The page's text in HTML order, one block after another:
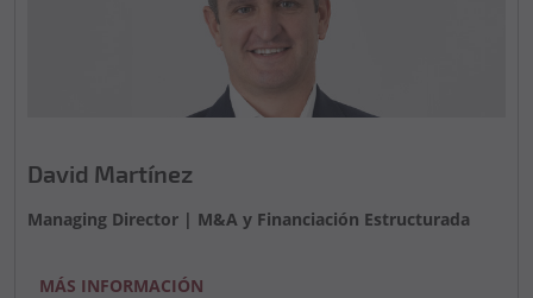
David Martínez
Managing Director | M&A y Financiación Estructurada
MÁS INFORMACIÓN